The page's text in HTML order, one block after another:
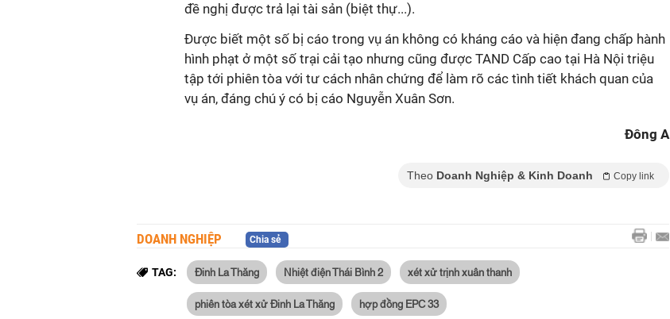
đề nghị được trả lại tài sản (biệt thự...).
Được biết một số bị cáo trong vụ án không có kháng cáo và hiện đang chấp hành
hình phạt ở một số trại cải tạo nhưng cũng được TAND Cấp cao tại Hà Nội triệu
tập tới phiên tòa với tư cách nhân chứng để làm rõ các tình tiết khách quan của
vụ án, đáng chú ý có bị cáo Nguyễn Xuân Sơn.
Đông A
Theo Doanh Nghiệp & Kinh Doanh Copy link
DOANH NGHIỆP Chia sẻ
TAG: Đinh La Thăng Nhiệt điện Thái Bình 2 xét xử trịnh xuân thanh
phiên tòa xét xử Đinh La Thăng hợp đồng EPC 33